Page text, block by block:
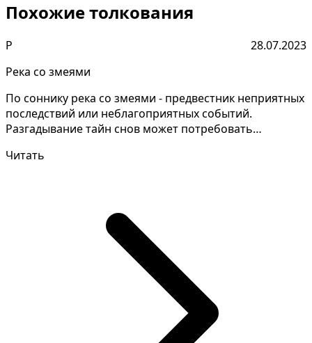
Похожие толкования
Р
28.07.2023
Река со змеями
По соннику река со змеями - предвестник неприятных
последствий или неблагоприятных событий.
Разгадывание тайн снов может потребовать
Читать